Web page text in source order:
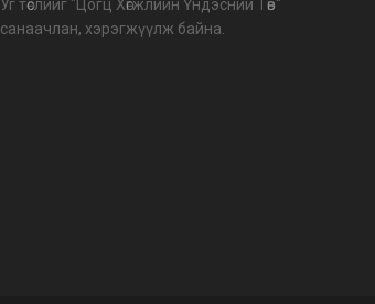
Уг төслийг "Цогц Хөгжлийн Үндэсний Төв"
санаачлан, хэрэгжүүлж байна.